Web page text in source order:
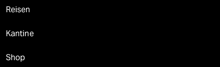
Reisen
Kantine
Shop